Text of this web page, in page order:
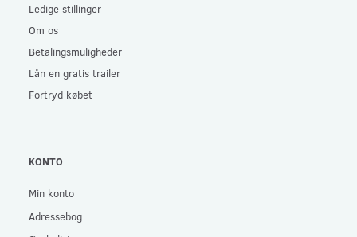
Ledige stillinger
Om os
Betalingsmuligheder
Lån en gratis trailer
Fortryd købet
KONTO
Min konto
Adressebog